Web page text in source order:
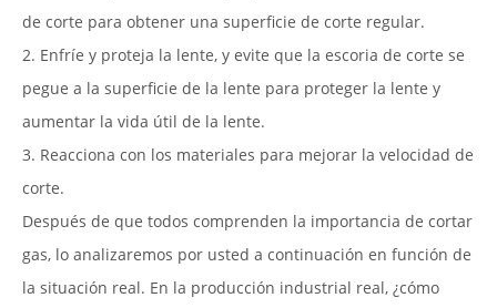
de corte para obtener una superficie de corte regular.
2. Enfríe y proteja la lente, y evite que la escoria de corte se
pegue a la superficie de la lente para proteger la lente y
aumentar la vida útil de la lente.
3. Reacciona con los materiales para mejorar la velocidad de
corte.
Después de que todos comprenden la importancia de cortar
gas, lo analizaremos por usted a continuación en función de
la situación real. En la producción industrial real, ¿cómo